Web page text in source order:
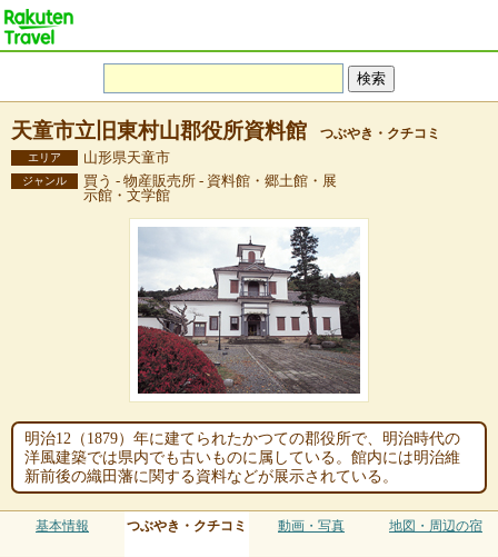
天童市立旧東村山郡役所資料館 つぶやき・クチコミ
エリア 山形県天童市
ジャンル
買う - 物産販売所 - 資料館・郷土館・展
示館・文学館
明治12（1879）年に建てられたかつての郡役所で、明治時代の
洋風建築では県内でも古いものに属している。館内には明治維
新前後の織田藩に関する資料などが展示されている。
基本情報 つぶやき・クチコミ 動画・写真 地図・周辺の宿